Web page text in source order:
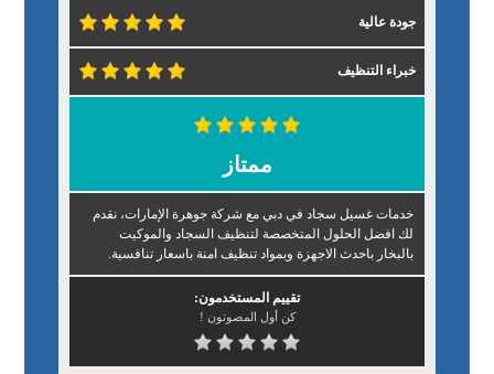
جودة عالية
خبراء التنظيف
ممتاز
خدمات غسيل سجاد في دبي مع شركة جوهرة الإمارات، نقدم
لك افضل الحلول المتخصصة لتنظيف السجاد والموكيت
بالبخار باحدث الاجهزة وبمواد تنظيف امنة باسعار تنافسية.
تقييم المستخدمون:
كن أول المصوتون !